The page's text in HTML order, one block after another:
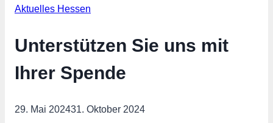
Aktuelles Hessen
Unterstützen Sie uns mit
Ihrer Spende
29. Mai 202431. Oktober 2024